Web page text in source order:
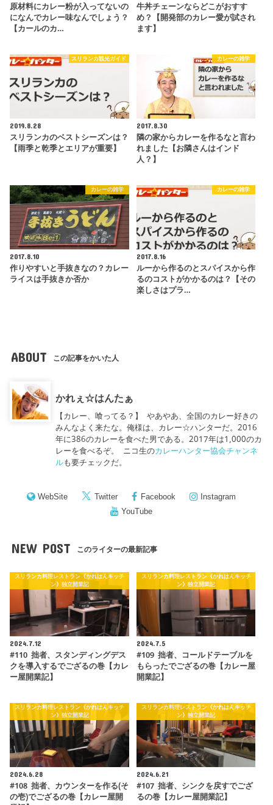
原材料にカレー粉が入ってないの
になんでカレー味なんでしょう？
【カールのカ…
牛丼チェーンならどこがおすす
め？【開発部のカレー愛が試され
ます】
スリランカ観光ガイド
2019.8.28
スリランカのベストシーズンは？
【雨季と乾季とエリアが重要】
カレーの雑学
2017.8.30
隣の家からカレーを作るなと言わ
れました【お隣さんはインド
人？】
カレーの雑学
2017.8.10
作りやすいと手抜きなの？カレー
ライスは手抜きか否か
カレーの雑学
2017.8.16
ルーから作るのとスパイスから作
るのコストがかかるのは？【その
楽しさはプラ…
ABOUT この記事をかいた人
かれぇ☆はんたぁ
【カレー、喰ってる？】 やあやあ、全国のカレー好きの
みんなよく来たな。俺様は、カレー☆ハンターだ。2016
年に386のカレーを食べた男である。2017年は1,000のカ
レーを食べるぞ。 ニコ生のカレーハンター協会チャンネ
ルも要チェックだ。
WebSite Twitter Facebook
Instagram
YouTube
NEW POST このライターの最新記事
スリランカ料理レストラン《かれはんキッチ
ン》独立開業記
2024.7.12
#110 拙者、スタンディングデス
クを導入するでござるの巻【カレ
ー屋開業記】
スリランカ料理レストラン《かれはんキッチ
ン》独立開業記
2024.7.5
#109 拙者、コールドテーブルを
もらったでござるの巻【カレー屋
開業記】
スリランカ料理レストラン《かれはんキッチ
ン》独立開業記
2024.6.28
#108 拙者、カウンターを作る(そ
の壱)でござるの巻【カレー屋開
スリランカ料理レストラン《かれはんキッチ
ン》独立開業記
2024.6.21
#107 拙者、シンクを戻すでござ
るの巻【カレー屋開業記】